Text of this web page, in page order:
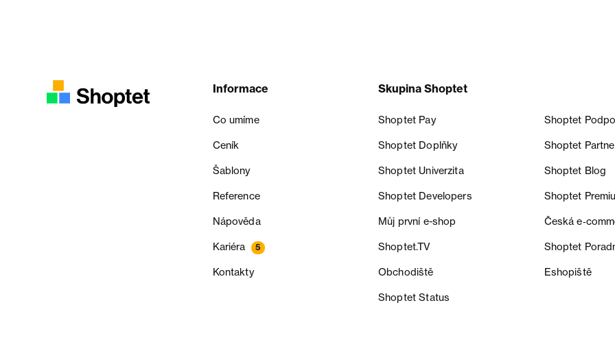
Informace
Co umíme
Ceník
Šablony
Reference
Nápověda
Kariéra 5
Kontakty
Skupina Shoptet
Shoptet Pay Shoptet
Shoptet Doplňky Shoptet
Shoptet Univerzita Shoptet Blog
Shoptet Developers Shoptet
Můj první e-shop Česká
Shoptet.TV Shoptet
Obchodiště Eshopiště
Shoptet Status